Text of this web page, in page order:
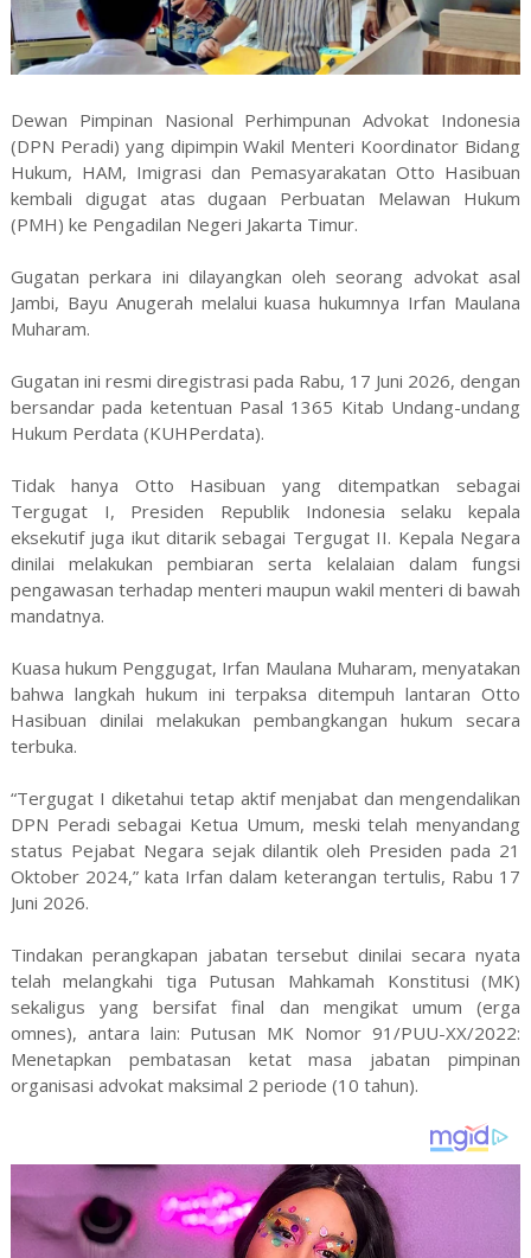
Dewan Pimpinan Nasional Perhimpunan Advokat Indonesia
(DPN Peradi) yang dipimpin Wakil Menteri Koordinator Bidang
Hukum, HAM, Imigrasi dan Pemasyarakatan Otto Hasibuan
kembali digugat atas dugaan Perbuatan Melawan Hukum
(PMH) ke Pengadilan Negeri Jakarta Timur.
Gugatan perkara ini dilayangkan oleh seorang advokat asal
Jambi, Bayu Anugerah melalui kuasa hukumnya Irfan Maulana
Muharam.
Gugatan ini resmi diregistrasi pada Rabu, 17 Juni 2026, dengan
bersandar pada ketentuan Pasal 1365 Kitab Undang-undang
Hukum Perdata (KUHPerdata).
Tidak hanya Otto Hasibuan yang ditempatkan sebagai
Tergugat I, Presiden Republik Indonesia selaku kepala
eksekutif juga ikut ditarik sebagai Tergugat II. Kepala Negara
dinilai melakukan pembiaran serta kelalaian dalam fungsi
pengawasan terhadap menteri maupun wakil menteri di bawah
mandatnya.
Kuasa hukum Penggugat, Irfan Maulana Muharam, menyatakan
bahwa langkah hukum ini terpaksa ditempuh lantaran Otto
Hasibuan dinilai melakukan pembangkangan hukum secara
terbuka.
“Tergugat I diketahui tetap aktif menjabat dan mengendalikan
DPN Peradi sebagai Ketua Umum, meski telah menyandang
status Pejabat Negara sejak dilantik oleh Presiden pada 21
Oktober 2024,” kata Irfan dalam keterangan tertulis, Rabu 17
Juni 2026.
Tindakan perangkapan jabatan tersebut dinilai secara nyata
telah melangkahi tiga Putusan Mahkamah Konstitusi (MK)
sekaligus yang bersifat final dan mengikat umum (erga
omnes), antara lain: Putusan MK Nomor 91/PUU-XX/2022:
Menetapkan pembatasan ketat masa jabatan pimpinan
organisasi advokat maksimal 2 periode (10 tahun).